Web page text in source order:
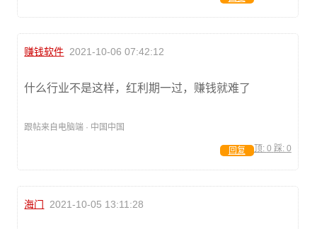
赚钱软件 2021-10-06 07:42:12
什么行业不是这样，红利期一过，赚钱就难了
跟帖来自电脑端 · 中国中国
顶: 0 踩: 0
回复
海门 2021-10-05 13:11:28